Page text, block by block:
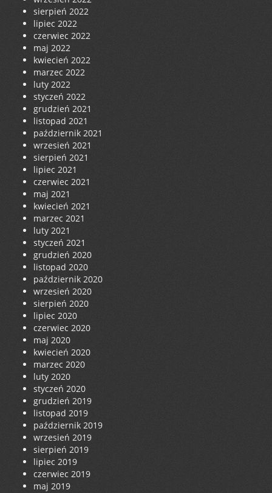
sierpień 2022
lipiec 2022
czerwiec 2022
maj 2022
kwiecień 2022
marzec 2022
luty 2022
styczeń 2022
grudzień 2021
listopad 2021
październik 2021
wrzesień 2021
sierpień 2021
lipiec 2021
czerwiec 2021
maj 2021
kwiecień 2021
marzec 2021
luty 2021
styczeń 2021
grudzień 2020
listopad 2020
październik 2020
wrzesień 2020
sierpień 2020
lipiec 2020
czerwiec 2020
maj 2020
kwiecień 2020
marzec 2020
luty 2020
styczeń 2020
grudzień 2019
listopad 2019
październik 2019
wrzesień 2019
sierpień 2019
lipiec 2019
czerwiec 2019
maj 2019